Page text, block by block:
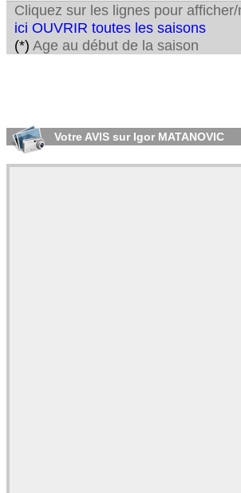
Cliquez sur les lignes pour
ici OUVRIR toutes les saisons
(*) Age au début de la saison
Votre AVIS sur Igor MATANOVIC